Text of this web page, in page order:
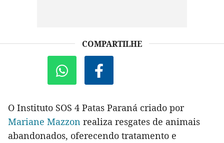
COMPARTILHE
O Instituto SOS 4 Patas Paraná criado por
Mariane Mazzon realiza resgates de animais
abandonados, oferecendo tratamento e